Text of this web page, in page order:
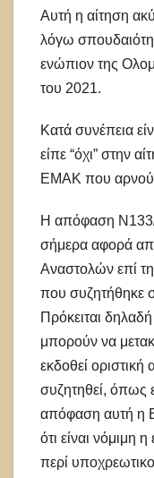
Αυτή η αίτηση
λόγω
ενώπιον της
του 2021.
Κατά συνέπεια
είπε “όχι” στην
ΕΜΑΚ που
Η απόφαση
σήμερα αφορά
Αναστολών επί
που συζητήθηκε
Πρόκειται
μπορούν να
εκδοθεί
συζητηθεί, όπως
απόφαση αυτή η
ότι είναι νόμιμη
περί